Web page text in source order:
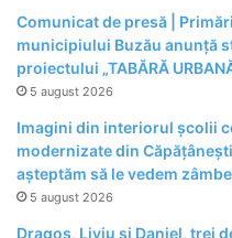
Comunicat de presă |
municipiului Buzău anunță
proiectului „TABĂRĂ
5 august 2026
Imagini din interiorul școlii
modernizate din
așteptăm să le vedem
5 august 2026
Dragoș, Liviu și Daniel, trei